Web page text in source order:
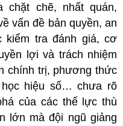
chặt chẽ, nhất quán,
vấn đề bản quyền, an
kiểm tra đánh giá, cơ
lợi và trách nhiệm
chính trị, phương thức
hiệu số… chưa rõ
của các thế lực thù
lớn mà đội ngũ giảng